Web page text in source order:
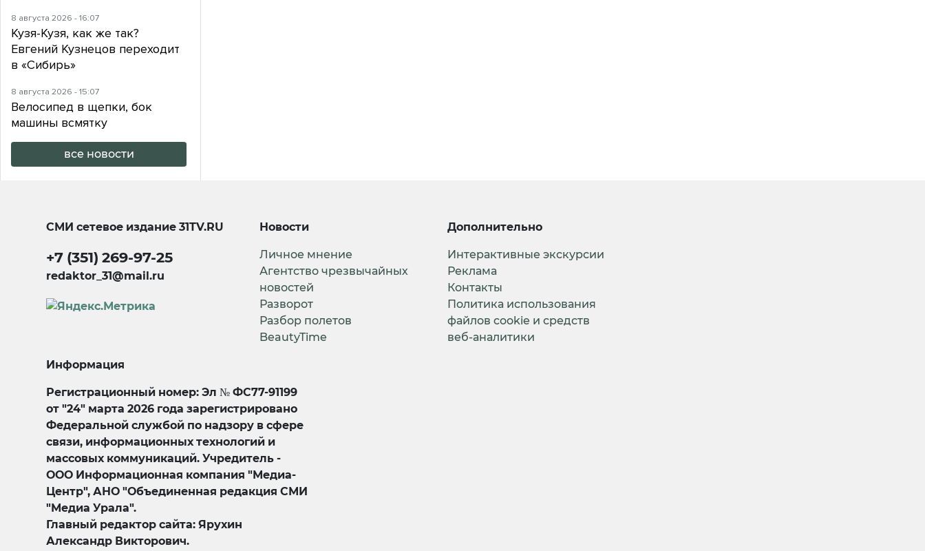
8 августа 2026 - 16:07
Кузя-Кузя, как же так?
Евгений Кузнецов переходит
в «Сибирь»
8 августа 2026 - 15:07
Велосипед в щепки, бок
машины всмятку
все новости
СМИ сетевое издание31TV.RU
+7 (351) 269-97-25
redaktor_31@mail.ru
Новости
Личное мнение
Агентство чрезвычайных
новостей
Разворот
Разбор полетов
BeautyTime
Дополнительно
Интерактивные экскурсии
Реклама
Контакты
Политика использования
файлов cookie и средств
веб-аналитики
Информация
Регистрационный номер: Эл № ФС77-91199
от "24" марта 2026 года зарегистрировано
Федеральной службой по надзору в сфере
связи, информационных технологий и
массовых коммуникаций. Учредитель -
ООО Информационная компания "Медиа-
Центр", АНО "Объединенная редакция СМИ
"Медиа Урала".
Главный редактор сайта: Ярухин
Александр Викторович.